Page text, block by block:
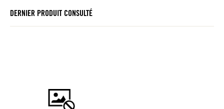
DERNIER PRODUIT CONSULTÉ